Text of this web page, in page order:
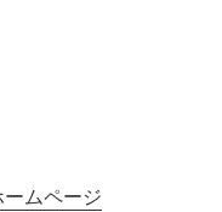
ムページ